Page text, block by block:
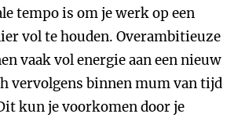
tempo is om je werk op een
vol te houden. Overambitieuze
vaak vol energie aan een nieuw
vervolgens binnen mum van tijd
kun je voorkomen door je